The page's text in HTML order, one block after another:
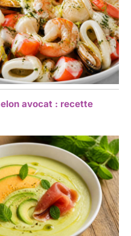
avocat : recette